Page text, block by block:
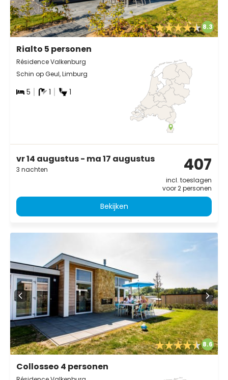
8.3
Rialto 5 personen
Résidence Valkenburg
Schin op Geul, Limburg
5 1 1
vr 14 augustus - ma 17 augustus
3 nachten 407
incl. toeslagen
voor 2 personen
Bekijken
8.6
Collosseo 4 personen